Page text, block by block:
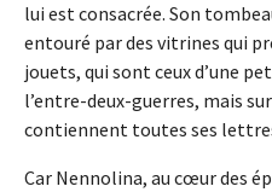
lui est consacrée. Son
entouré par des vitrines qui
jouets, qui sont ceux d’une
l’entre-deux-guerres, mais
contiennent toutes ses lettres
Car Nennolina, au cœur des